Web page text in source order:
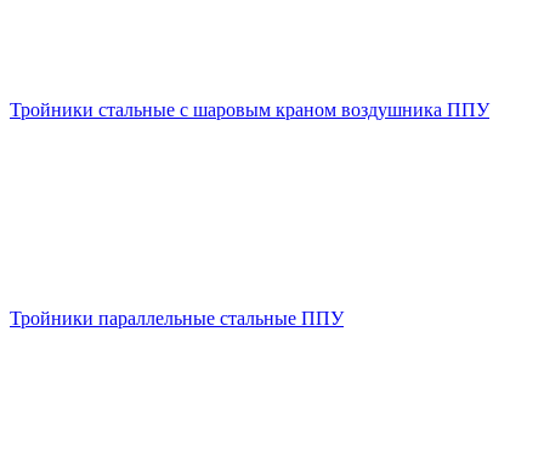
Тройники стальные с шаровым краном воздушника ППУ
Тройники параллельные стальные ППУ